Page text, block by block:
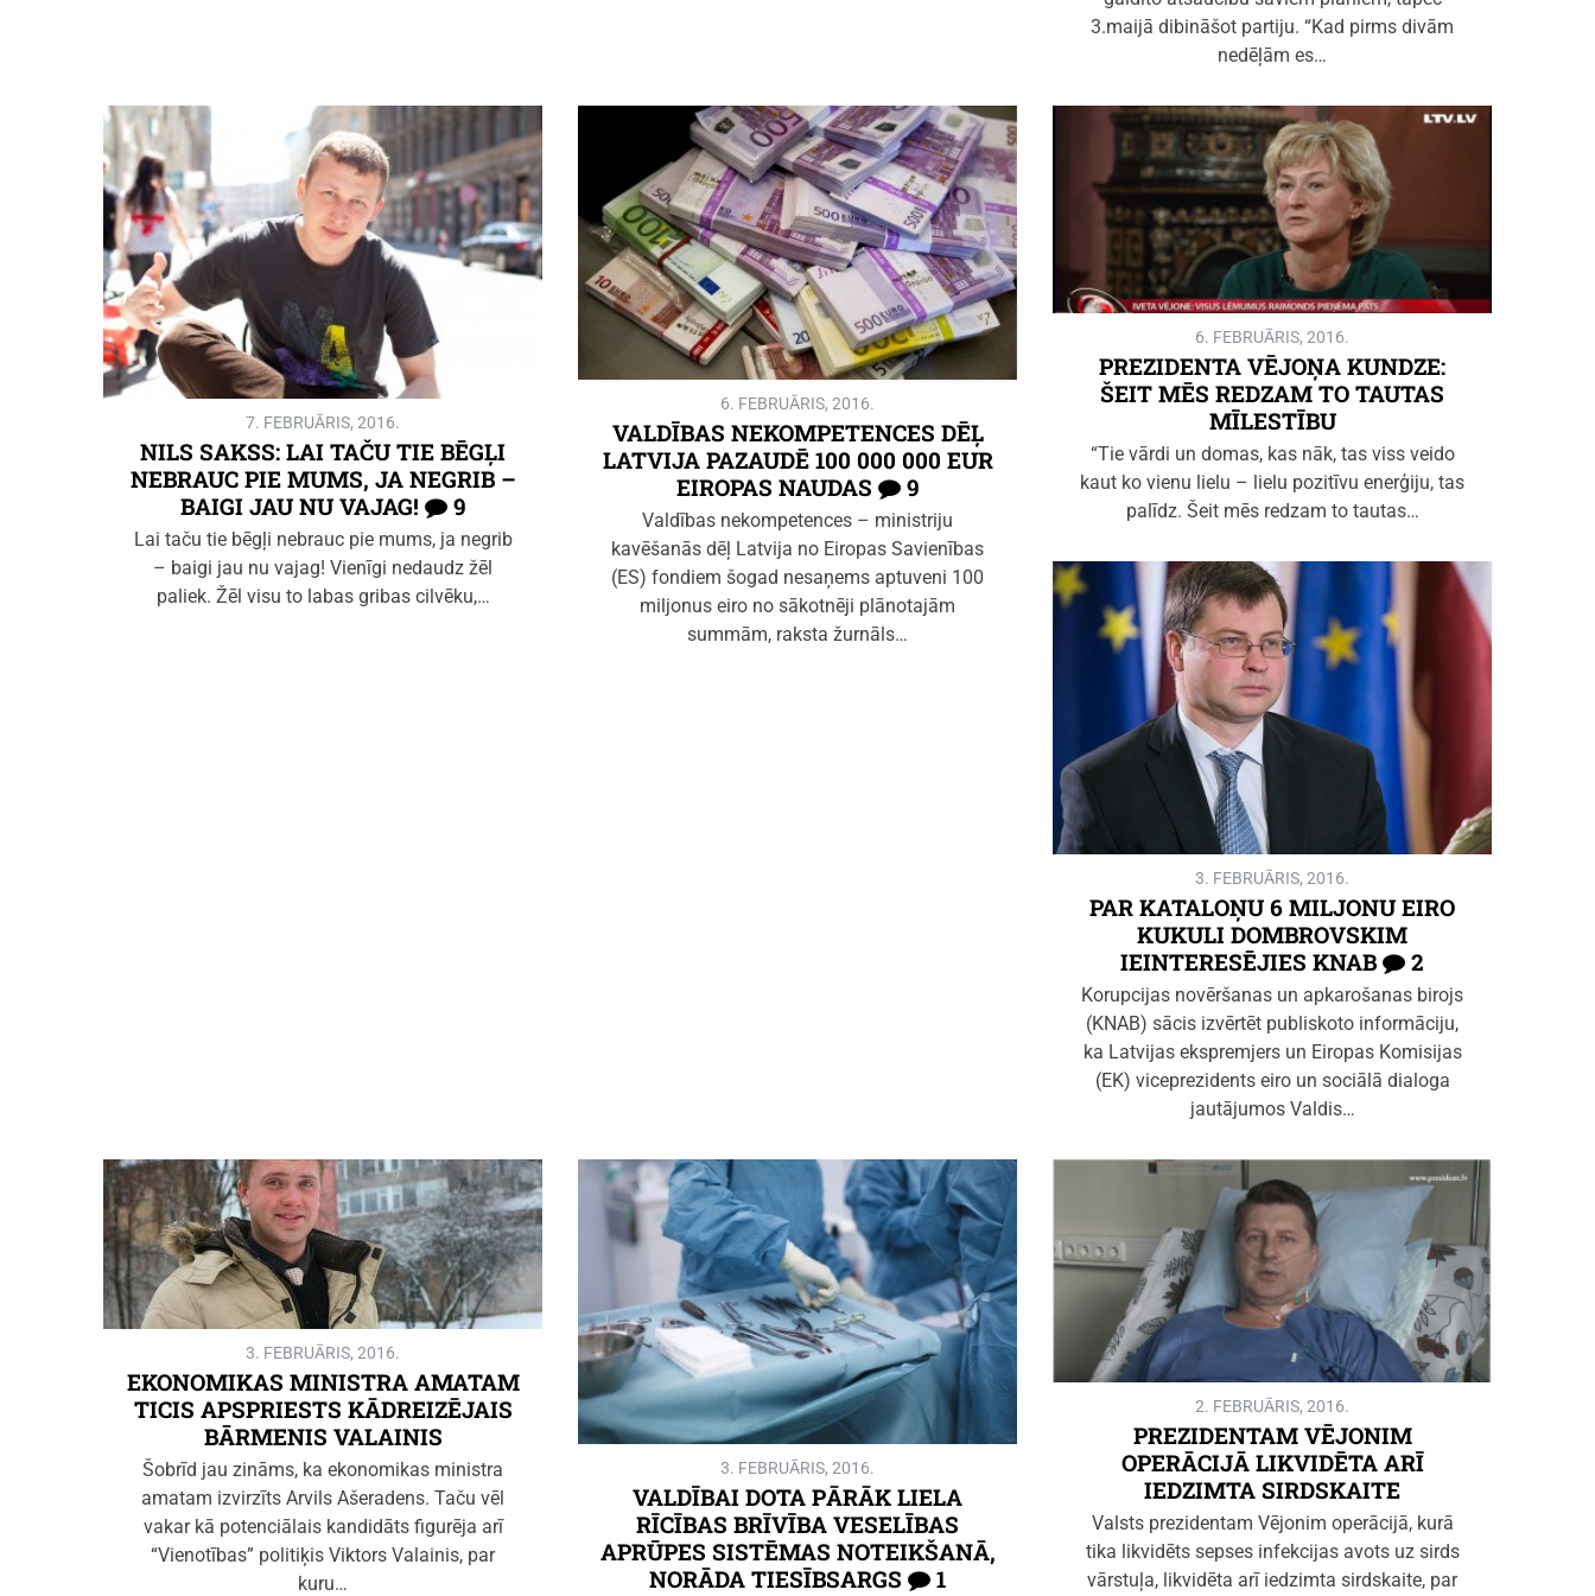
3.maijā dibināšot partiju. “Kad pirms divām
nedēļām es…
7. FEBRUĀRIS, 2016.
NILS SAKSS: LAI TAČU TIE BĒGĻI
NEBRAUC PIE MUMS, JA NEGRIB –
BAIGI JAU NU VAJAG!
9
Lai taču tie bēgļi nebrauc pie mums, ja negrib
– baigi jau nu vajag! Vienīgi nedaudz žēl
paliek. Žēl visu to labas gribas cilvēku,…
6. FEBRUĀRIS, 2016.
VALDĪBAS NEKOMPETENCES DĒĻ
LATVIJA PAZAUDĒ 100 000 000 EUR
EIROPAS NAUDAS
9
Valdības nekompetences – ministriju
kavēšanās dēļ Latvija no Eiropas Savienības
(ES) fondiem šogad nesaņems aptuveni 100
miljonus eiro no sākotnēji plānotajām
summām, raksta žurnāls…
6. FEBRUĀRIS, 2016.
PREZIDENTA VĒJOŅA KUNDZE:
ŠEIT MĒS REDZAM TO TAUTAS
MĪLESTĪBU
“Tie vārdi un domas, kas nāk, tas viss veido
kaut ko vienu lielu – lielu pozitīvu enerģiju, tas
palīdz. Šeit mēs redzam to tautas…
3. FEBRUĀRIS, 2016.
PAR KATALOŅU 6 MILJONU EIRO
KUKULI DOMBROVSKIM
IEINTERESĒJIES KNAB
2
Korupcijas novēršanas un apkarošanas birojs
(KNAB) sācis izvērtēt publiskoto informāciju,
ka Latvijas ekspremjers un Eiropas Komisijas
(EK) viceprezidents eiro un sociālā dialoga
jautājumos Valdis…
3. FEBRUĀRIS, 2016.
EKONOMIKAS MINISTRA AMATAM
TICIS APSPRIESTS KĀDREIZĒJAIS
BĀRMENIS VALAINIS
Šobrīd jau zināms, ka ekonomikas ministra
amatam izvirzīts Arvils Ašeradens. Taču vēl
vakar kā potenciālais kandidāts figurēja arī
“Vienotības” politiķis Viktors Valainis, par
kuru…
3. FEBRUĀRIS, 2016.
VALDĪBAI DOTA PĀRĀK LIELA
RĪCĪBAS BRĪVĪBA VESELĪBAS
APRŪPES SISTĒMAS NOTEIKŠANĀ,
NORĀDA TIESĪBSARGS
1
2. FEBRUĀRIS, 2016.
PREZIDENTAM VĒJONIM
OPERĀCIJĀ LIKVIDĒTA ARĪ
IEDZIMTA SIRDSKAITE
Valsts prezidentam Vējonim operācijā, kurā
tika likvidēts sepses infekcijas avots uz sirds
vārstuļa, likvidēta arī iedzimta sirdskaite, par